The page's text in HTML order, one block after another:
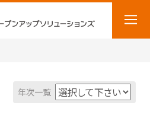
年次一覧